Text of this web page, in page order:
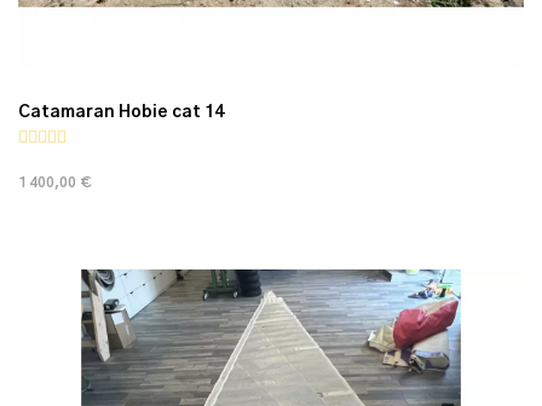
Catamaran Hobie cat 14
1 400,00 €